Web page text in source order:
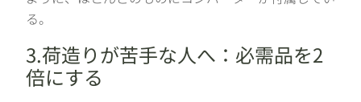
る。
3.荷造りが苦手な人へ：必需品を2
倍にする